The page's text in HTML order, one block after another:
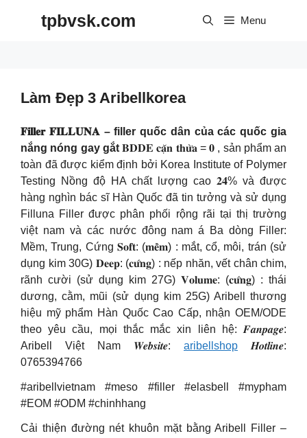
tpbvsk.com Menu
Làm Đẹp 3 Aribellkorea
𝐅𝐢𝐥𝐥𝐞𝐫 𝐅𝐈𝐋𝐋𝐔𝐍𝐀 – filler quốc dân của các quốc gia
nắng nóng gay gắt𝐁𝐃𝐃𝐄 𝐜𝐚̣̆𝐧 𝐭𝐡𝐮̛̀𝐚 = 𝟎 , sản phẩm an
toàn đã được kiểm định bởi Korea Institute of Polymer
Testing Nồng độ HA chất lượng cao 𝟐𝟒% và được
hàng nghìn bác sĩ Hàn Quốc đã tin tưởng và sử dụng
Filluna Filler được phân phối rộng rãi tại thị trường
việt nam và các nước đông nam á Ba dòng Filler:
Mềm, Trung, Cứng 𝐒𝐨𝐟𝐭: (𝐦𝐞̂̀𝐦) : mắt, cổ, môi, trán (sử
dụng kim 30G) 𝐃𝐞𝐞𝐩: (𝐜𝐮̛́𝐧𝐠) : nếp nhăn, vết chân chim,
rãnh cười (sử dụng kim 27G) 𝐕𝐨𝐥𝐮𝐦𝐞: (𝐜𝐮̛́𝐧𝐠) : thái
dương, cằm, mũi (sử dụng kim 25G) Aribell thương
hiệu mỹ phẩm Hàn Quốc Cao Cấp, nhận OEM/ODE
theo yêu cầu, mọi thắc mắc xin liên hệ: 𝑭𝒂𝒏𝒑𝒂𝒈𝒆:
Aribell Việt Nam 𝑾𝒆𝒃𝒔𝒊𝒕𝒆: aribellshop 𝑯𝒐𝒕𝒍𝒊𝒏𝒆:
0765394766
#aribellvietnam #meso #filler #elasbell #mypham
#EOM #ODM #chinhhang
Cải thiện đường nét khuôn mặt bằng Aribell Filler –